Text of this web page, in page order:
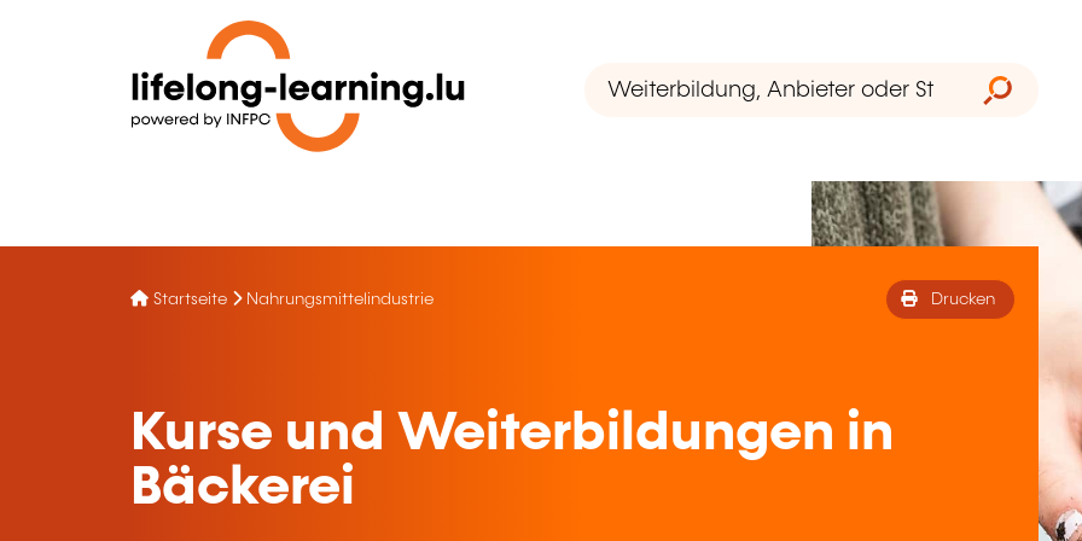
Startseite Nahrungsmittelindustrie Drucken
Kurse und Weiterbildungen in
Bäckerei